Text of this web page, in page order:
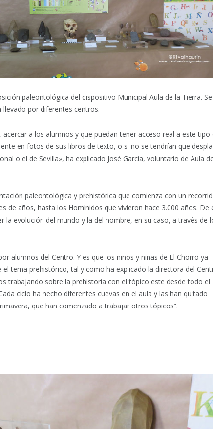
paleontológica del dispositivo Municipal Aula de la Tierra.
llevado por diferentes centros.
a los alumnos y que puedan tener acceso real a este tipo
en fotos de sus libros de texto, o si no se tendrían que
o el de Sevilla», ha explicado José García, voluntario de Aula
paleontológica y prehistórica que comienza con un
de años, hasta los Homínidos que vivieron hace 3.000 años. De
la evolución del mundo y la del hombre, en su caso, a través de
alumnos del Centro. Y es que los niños y niñas de El Chorro ya
tema prehistórico, tal y como ha explicado la directora del
trabajando sobre la prehistoria con el tópico este desde todo el
ciclo ha hecho diferentes cuevas en el aula y las han quitado
que han comenzado a trabajar otros tópicos”.